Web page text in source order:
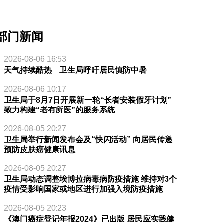
门新闻
2026-08-06 16:53
天气持续酷热 卫生局呼吁居民慎防中暑
2026-08-06 10:17
卫生局于8月7日开展新一轮“长者安装假牙计划”
致力构建“老有所医”的服务系统
2026-08-05 20:27
卫生局举行新闻发布会及“快闪活动” 向居民传递
预防皮肤癌健康讯息
2026-08-05 20:27
卫生局动态调整埃博拉病毒病防疫措施 维持对3个
疫情受影响国家或地区进行加强入境防疫措施
2026-08-05 20:23
《澳门癌症登记年报2024》已出版 居民应实践健